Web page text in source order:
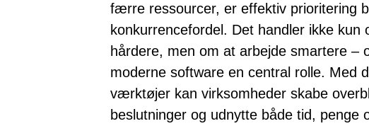
færre ressourcer, er effektiv prioritering
konkurrencefordel. Det handler ikke kun
hårdere, men om at arbejde smartere –
moderne software en central rolle. Med
værktøjer kan virksomheder skabe
beslutninger og udnytte både tid, penge